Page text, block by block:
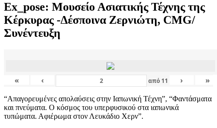
Ex_pose: Μουσείο Ασιατικής Τέχνης της
Κέρκυρας -Δέσποινα Ζερνιώτη, CMG/
Συνέντευξη
« ‹ από 11 › »
“Απαγορευμένες απολαύσεις στην Ιαπωνική Τέχνη”, “Φαντάσματα
και πνεύματα. Ο κόσμος του υπερφυσικού στα ιαπωνικά
τυπώματα. Αφιέρωμα στον Λευκάδιο Χερν”.